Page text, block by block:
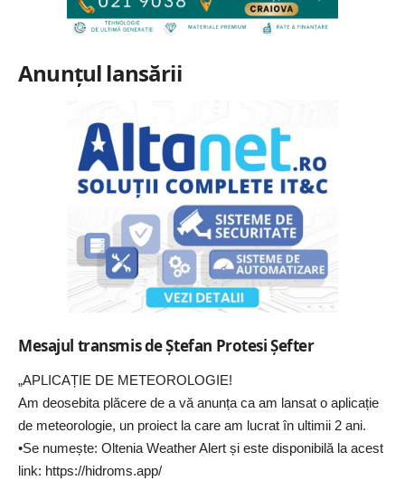
Anunțul lansării
Mesajul transmis de Ștefan Protesi Șefter
„APLICAȚIE DE METEOROLOGIE!
Am deosebita plăcere de a vă anunța ca am lansat o aplicație
de meteorologie, un proiect la care am lucrat în ultimii 2 ani.
•Se numește: Oltenia Weather Alert și este disponibilă la acest
link: https://hidroms.app/